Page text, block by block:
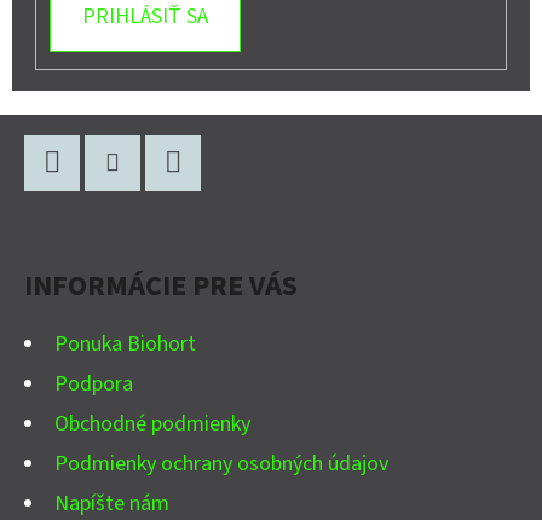
PRIHLÁSIŤ SA
INFORMÁCIE PRE VÁS
Ponuka Biohort
Podpora
Obchodné podmienky
Podmienky ochrany osobných údajov
Napíšte nám